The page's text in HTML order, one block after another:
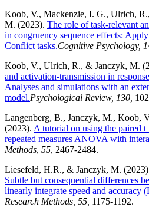
Koob, V., Mackenzie, I. G., Ulrich,
M. (2023). The role of task-relevant
in congruency sequence effects:
Conflict tasks.Cognitive Psychology,
Koob, V., Ulrich, R., & Janczyk, M.
and activation-transmission in
Analyses and simulations with an
model.Psychological Review, 130,
Langenberg, B., Janczyk, M., Koob,
(2023). A tutorial on using the paired
repeated measures ANOVA with
Methods, 55, 2467-2484.
Liesefeld, H.R., & Janczyk, M.
Subtle but consequential differences
linearly integrate speed and accuracy
Research Methods, 55, 1175-1192.